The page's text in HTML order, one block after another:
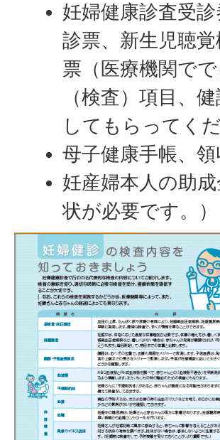
妊婦健康診査受
診票、新生児聴
票（医療機関で
（検査）項目、
してもらってくだ
母子健康手帳、
妊産婦本人の助
状が必要です。）